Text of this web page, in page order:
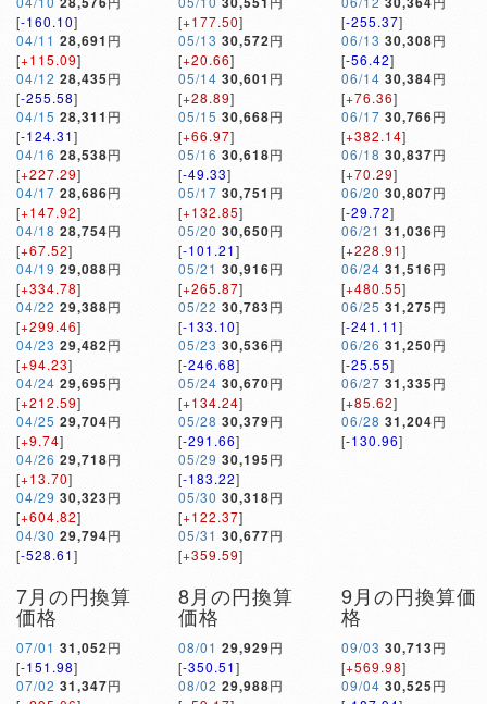
[-160.10]
04/11 28,691 円
[+115.09]
04/12 28,435円
[-255.58]
04/15 28,311 円
[-124.31]
04/16 28,538円
[+227.29]
04/17 28,686円
[+147.92]
04/18 28,754円
[+67.52]
04/19 29,088円
[+334.78]
04/22 29,388円
[+299.46]
04/23 29,482円
[+94.23]
04/24 29,695円
[+212.59]
04/25 29,704円
[+9.74]
04/26 29,718円
[+13.70]
04/29 30,323円
[+604.82]
04/30 29,794円
[-528.61]
[+177.50]
05/13 30,572円
[+20.66]
05/14 30,601 円
[+28.89]
05/15 30,668円
[+66.97]
05/16 30,618円
[-49.33]
05/17 30,751 円
[+132.85]
05/20 30,650円
[-101.21]
05/21 30,916円
[+265.87]
05/22 30,783円
[-133.10]
05/23 30,536円
[-246.68]
05/24 30,670円
[+134.24]
05/28 30,379円
[-291.66]
05/29 30,195円
[-183.22]
05/30 30,318円
[+122.37]
05/31 30,677円
[+359.59]
[-255.37]
06/13 30,308円
[-56.42]
06/14 30,384円
[+76.36]
06/17 30,766円
[+382.14]
06/18 30,837円
[+70.29]
06/20 30,807円
[-29.72]
06/21 31,036円
[+228.91]
06/24 31,516円
[+480.55]
06/25 31,275円
[-241.11]
06/26 31,250円
[-25.55]
06/27 31,335円
[+85.62]
06/28 31,204円
[-130.96]
7月の円換算
価格
07/01 31,052円
[-151.98]
07/02 31,347円
8月の円換算
価格
08/01 29,929円
[-350.51]
08/02 29,988円
9月の円換算価
格
09/03 30,713円
[+569.98]
09/04 30,525円